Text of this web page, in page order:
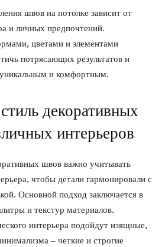
швов на потолке зависит от
и личных предпочтений.
цветами и элементами
потрясающих результатов и
уникальным и комфортным.
декоративных
интерьеров
швов важно учитывать
чтобы детали гармонировали с
Основной подход заключается в
и текстур материалов.
интерьера подойдут изящные,
– четкие и строгие